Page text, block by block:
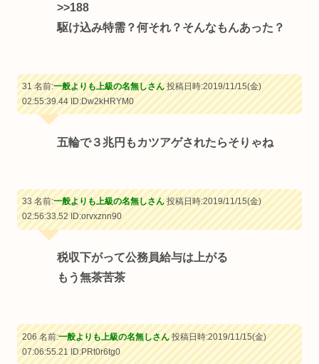
>>188
駆け込み特需？何それ？そんなもんあった？
31 名前:一般よりも上級の名無しさん投稿日時:2019/11/15(金)
02:55:39.44ID:Dw2kHRYM0
五輪で３兆円もカツアゲされたらそりゃね
33 名前:一般よりも上級の名無しさん投稿日時:2019/11/15(金)
02:56:33.52ID:orvxznn90
税収下がって公務員給与は上がる
もう無茶苦茶
206 名前:一般よりも上級の名無しさん投稿日時:2019/11/15(金)
07:06:55.21ID:PRt0r6tg0